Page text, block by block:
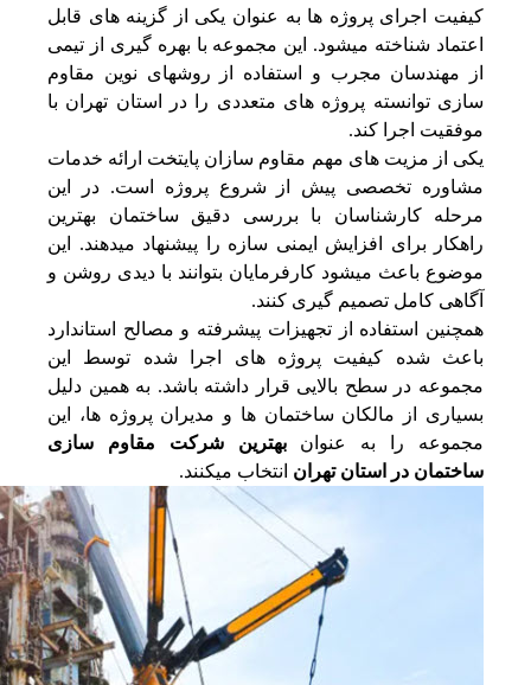
کیفیت اجرای پروژه‌ ها به عنوان یکی از گزینه‌ های قابل
اعتماد شناخته میشود. این مجموعه با بهره‌ گیری از تیمی
از مهندسان مجرب و استفاده از روشهای نوین مقاوم
سازی توانسته پروژه‌ های متعددی را در استان تهران با
موفقیت اجرا کند.
یکی از مزیت‌ های مهم مقاوم سازان پایتخت ارائه خدمات
مشاوره تخصصی پیش از شروع پروژه است. در این
مرحله کارشناسان با بررسی دقیق ساختمان بهترین
راهکار برای افزایش ایمنی سازه را پیشنهاد میدهند. این
موضوع باعث میشود کارفرمایان بتوانند با دیدی روشن و
آگاهی کامل تصمیم‌ گیری کنند.
همچنین استفاده از تجهیزات پیشرفته و مصالح استاندارد
باعث شده کیفیت پروژه‌ های اجرا شده توسط این
مجموعه در سطح بالایی قرار داشته باشد. به همین دلیل
بسیاری از مالکان ساختمان‌ ها و مدیران پروژه‌ ها، این
مجموعه را به عنوانبهترین شرکت مقاوم سازی
ساختمان در استان تهران انتخاب میکنند.